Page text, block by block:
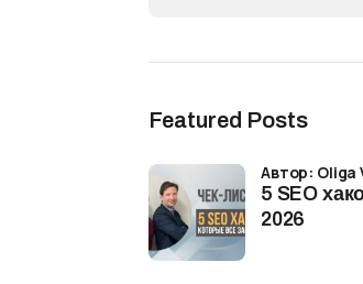
Featured Posts
5 SEO
2026
Автор: